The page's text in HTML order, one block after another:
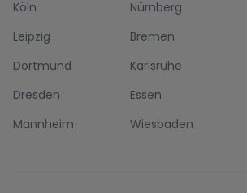
Köln
Nürnberg
Leipzig
Bremen
Dortmund
Karlsruhe
Dresden
Essen
Mannheim
Wiesbaden